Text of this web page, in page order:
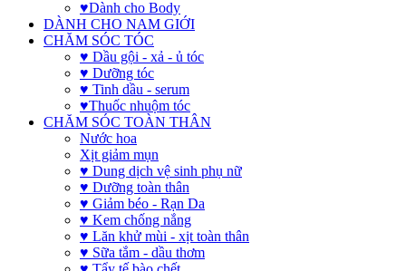
♥Dành cho Body
DÀNH CHO NAM GIỚI
CHĂM SÓC TÓC
♥ Dầu gội - xả - ủ tóc
♥ Dưỡng tóc
♥ Tinh dầu - serum
♥Thuốc nhuộm tóc
CHĂM SÓC TOÀN THÂN
Nước hoa
Xịt giảm mụn
♥ Dung dịch vệ sinh phụ nữ
♥ Dưỡng toàn thân
♥ Giảm béo - Rạn Da
♥ Kem chống nắng
♥ Lăn khử mùi - xịt toàn thân
♥ Sữa tắm - dầu thơm